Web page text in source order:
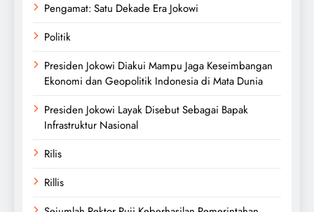
Pengamat: Satu Dekade Era Jokowi
Politik
Presiden Jokowi Diakui Mampu Jaga Keseimbangan
Ekonomi dan Geopolitik Indonesia di Mata Dunia
Presiden Jokowi Layak Disebut Sebagai Bapak
Infrastruktur Nasional
Rilis
Rillis